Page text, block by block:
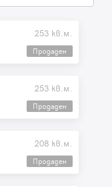
253 кв.м.
Продаден
253 кв.м.
Продаден
208 кв.м.
Продаден